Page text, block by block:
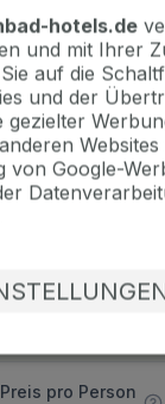
4 € / Nacht
Preis pro Person
hotels.de
und mit Ihrer
auf die
und der
gezielter
von Google-